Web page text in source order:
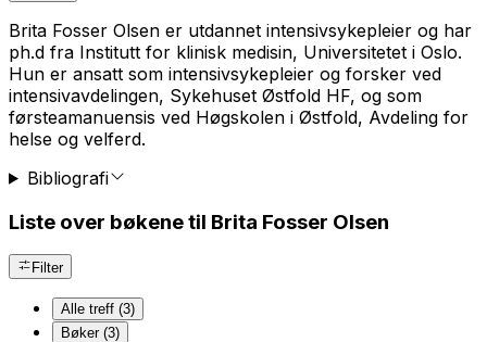
Brita Fosser Olsen er utdannet intensivsykepleier og har
ph.d fra Institutt for klinisk medisin, Universitetet i Oslo.
Hun er ansatt som intensivsykepleier og forsker ved
intensivavdelingen, Sykehuset Østfold HF, og som
førsteamanuensis ved Høgskolen i Østfold, Avdeling for
helse og velferd.
Bibliografi
Liste over bøkene til Brita Fosser Olsen
Filter
Alle treff (3)
Bøker (3)